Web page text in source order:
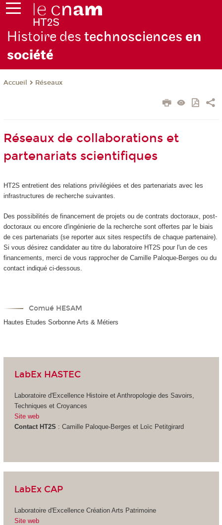
Histoire des technosciences en
société
Accueil Réseaux
Réseaux de collaborations et
partenariats scientifiques
HT2S entretient des relations privilégiées et des partenariats avec les
infrastructures de recherche suivantes.
Des possibilités de financement de projets ou de contrats doctoraux, post-
doctoraux ou encore d'ingénierie de la recherche sont offertes par le biais
de ces partenariats (se reporter aux sites respectifs de chaque partenaire).
Si vous désirez candidater au titre du laboratoire HT2S pour l'un de ces
financements, merci de vous rapprocher de Camille Paloque-Berges ou du
contact indiqué ci-dessous.
Comué HESAM
Hautes Etudes Sorbonne Arts & Métiers
LabEx HASTEC
Laboratoire d'Excellence Histoire et Anthropologie des Savoirs,
Techniques et Croyances
Site web
Contact HT2S : Camille Paloque-Berges et Loïc Petitgirard
LabEx CAP
Laboratoire d'Excellence Création Arts Patrimoine
Site web